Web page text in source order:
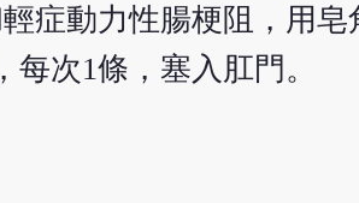
症動力性腸梗阻，用皂
次1條，塞入肛門。